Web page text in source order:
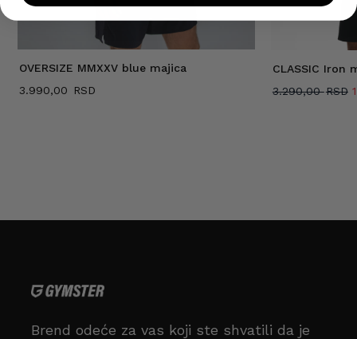
OVERSIZE MMXXV blue majica
3.990,00
CLASSIC Iron
3.290,00
Brend odeće za vas koji ste shvatili da je